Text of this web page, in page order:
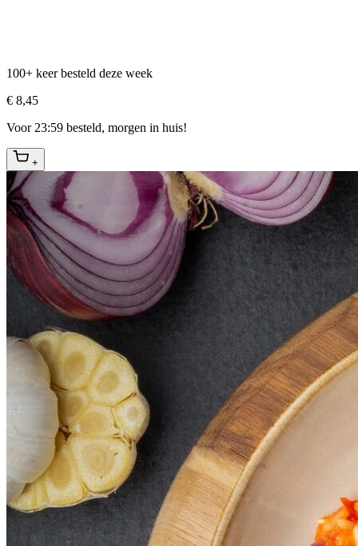
100+ keer besteld deze week
€ 8,45
Voor 23:59 besteld, morgen in huis!
+